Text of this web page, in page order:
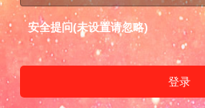
安全提问(未设置请忽略)
登录